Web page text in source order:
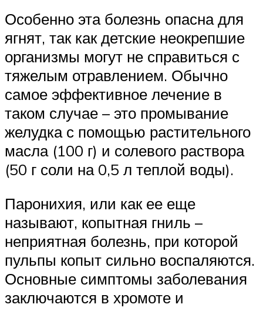
Особенно эта болезнь опасна для
ягнят, так как детские неокрепшие
организмы могут не справиться с
тяжелым отравлением. Обычно
самое эффективное лечение в
таком случае – это промывание
желудка с помощью растительного
масла (100 г) и солевого раствора
(50 г соли на 0,5 л теплой воды).
Паронихия, или как ее еще
называют, копытная гниль –
неприятная болезнь, при которой
пульпы копыт сильно воспаляются.
Основные симптомы заболевания
заключаются в хромоте и